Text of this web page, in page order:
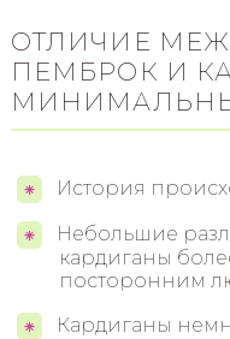
ОТЛИЧИЕ
ПЕМБРОК И
История
Небольшие
кардиганы
посторонним
Кардиганы